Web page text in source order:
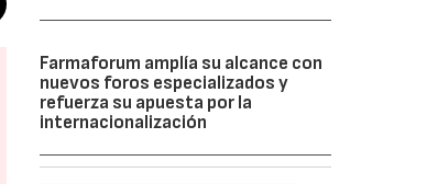
Farmaforum amplía su alcance con
nuevos foros especializados y
refuerza su apuesta por la
internacionalización